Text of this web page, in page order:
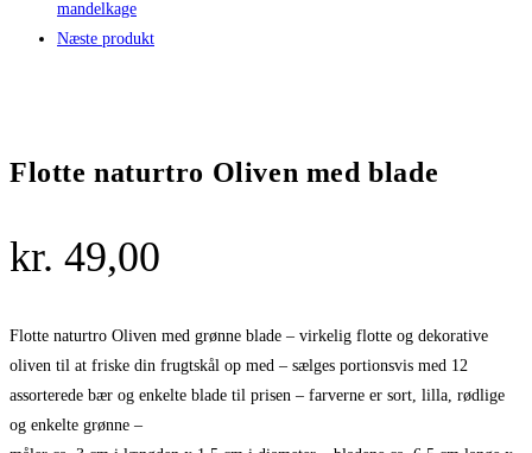
Næste produkt
Flotte naturtro Oliven med blade
kr. 49,00
Flotte naturtro Oliven med grønne blade – virkelig flotte og dekorative
oliven til at friske din frugtskål op med – sælges portionsvis med 12
assorterede bær og enkelte blade til prisen – farverne er sort, lilla, rødlige
og enkelte grønne –